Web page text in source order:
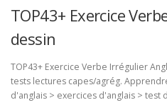
TOP43+ Exercice
dessin
TOP43+ Exercice Verbe Irrégulier
tests lectures capes/agrég.
d'anglais > exercices d'anglais > test